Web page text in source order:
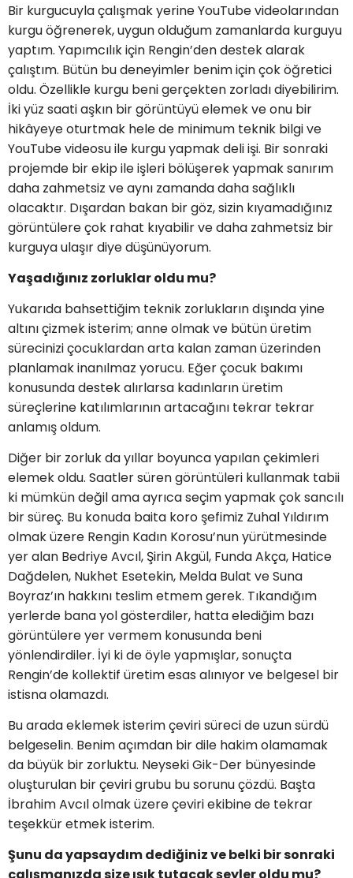
Bir kurgucuyla çalışmak yerine YouTube videolarından
kurgu öğrenerek, uygun olduğum zamanlarda kurguyu
yaptım. Yapımcılık için Rengin’den destek alarak
çalıştım. Bütün bu deneyimler benim için çok öğretici
oldu. Özellikle kurgu beni gerçekten zorladı diyebilirim.
İki yüz saati aşkın bir görüntüyü elemek ve onu bir
hikâyeye oturtmak hele de minimum teknik bilgi ve
YouTube videosu ile kurgu yapmak deli işi. Bir sonraki
projemde bir ekip ile işleri bölüşerek yapmak sanırım
daha zahmetsiz ve aynı zamanda daha sağlıklı
olacaktır. Dışardan bakan bir göz, sizin kıyamadığınız
görüntülere çok rahat kıyabilir ve daha zahmetsiz bir
kurguya ulaşır diye düşünüyorum.
Yaşadığınız zorluklar oldu mu?
Yukarıda bahsettiğim teknik zorlukların dışında yine
altını çizmek isterim; anne olmak ve bütün üretim
sürecinizi çocuklardan arta kalan zaman üzerinden
planlamak inanılmaz yorucu. Eğer çocuk bakımı
konusunda destek alırlarsa kadınların üretim
süreçlerine katılımlarının artacağını tekrar tekrar
anlamış oldum.
Diğer bir zorluk da yıllar boyunca yapılan çekimleri
elemek oldu. Saatler süren görüntüleri kullanmak tabii
ki mümkün değil ama ayrıca seçim yapmak çok sancılı
bir süreç. Bu konuda baita koro şefimiz Zuhal Yıldırım
olmak üzere Rengin Kadın Korosu’nun yürütmesinde
yer alan Bedriye Avcıl, Şirin Akgül, Funda Akça, Hatice
Dağdelen, Nukhet Esetekin, Melda Bulat ve Suna
Boyraz’ın hakkını teslim etmem gerek. Tıkandığım
yerlerde bana yol gösterdiler, hatta elediğim bazı
görüntülere yer vermem konusunda beni
yönlendirdiler. İyi ki de öyle yapmışlar, sonuçta
Rengin’de kollektif üretim esas alınıyor ve belgesel bir
istisna olamazdı.
Bu arada eklemek isterim çeviri süreci de uzun sürdü
belgeselin. Benim açımdan bir dile hakim olamamak
da büyük bir zorluktu. Neyseki Gik-Der bünyesinde
oluşturulan bir çeviri grubu bu sorunu çözdü. Başta
İbrahim Avcıl olmak üzere çeviri ekibine de tekrar
teşekkür etmek isterim.
Şunu da yapsaydım dediğiniz ve belki bir sonraki